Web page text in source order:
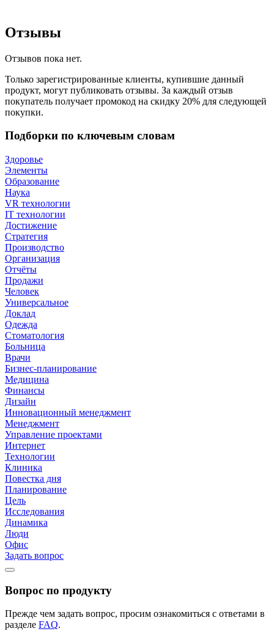
Отзывы
Отзывов пока нет.
Только зарегистрированные клиенты, купившие данный
продукт, могут публиковать отзывы. За каждый отзыв
покупатель получает промокод на скидку 20% для следующей
покупки.
Подборки по ключевым словам
Здоровье
Элементы
Образование
Наука
VR технологии
IT технологии
Достижение
Стратегия
Производство
Организация
Отчёты
Продажи
Человек
Универсальное
Доклад
Одежда
Стоматология
Больница
Врачи
Бизнес-планирование
Медицина
Финансы
Дизайн
Инновационный менеджмент
Менеджмент
Управление проектами
Интернет
Технологии
Клиника
Повестка дня
Планирование
Цель
Исследования
Динамика
Люди
Офис
Задать вопрос
Вопрос по продукту
Прежде чем задать вопрос, просим ознакомиться с ответами в
разделе FAQ.